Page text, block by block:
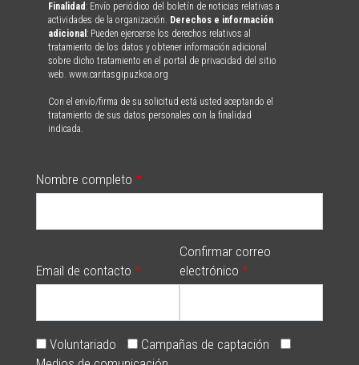
Finalidad : Envío periódico del boletín de noticias relativas a
actividades de la organización. Derechos e información
adicional : Pueden ejercerse los derechos relativos al
tratamiento de los datos y obtener información adicional
sobre dicho tratamiento en el portal de privacidad del sitio
web. www.caritasgipuzkoa.org
Con el envío/firma de su solicitud está usted aceptando el
tratamiento de sus datos personales con la finalidad
indicada.
Nombre completo
Email de contacto
Confirmar correo
electrónico
Voluntariado
Campañas de captación